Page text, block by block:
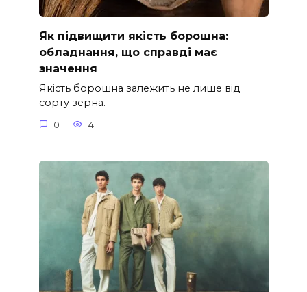
Як підвищити якість борошна:
обладнання, що справді має
значення
Якість борошна залежить не лише від
сорту зерна.
0 4